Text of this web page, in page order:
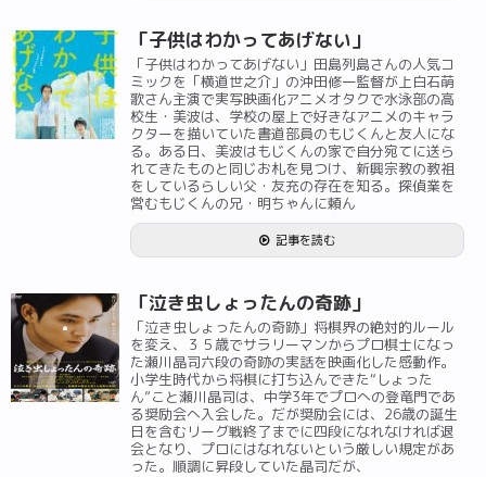
「子供はわかってあげない」
「子供はわかってあげない」田島列島さんの人気コ
ミックを「横道世之介」の沖田修一監督が上白石萌
歌さん主演で実写映画化アニメオタクで水泳部の高
校生・美波は、学校の屋上で好きなアニメのキャラ
クターを描いていた書道部員のもじくんと友人にな
る。ある日、美波はもじくんの家で自分宛てに送ら
れてきたものと同じお札を見つけ、新興宗教の教祖
をしているらしい父・友充の存在を知る。探偵業を
営むもじくんの兄・明ちゃんに頼ん
記事を読む
「泣き虫しょったんの奇跡」
「泣き虫しょったんの奇跡」将棋界の絶対的ルール
を変え、３５歳でサラリーマンからプロ棋士になっ
た瀬川晶司六段の奇跡の実話を映画化した感動作。
小学生時代から将棋に打ち込んできた“しょった
ん”こと瀬川晶司は、中学3年でプロへの登竜門であ
る奨励会へ入会した。だが奨励会には、26歳の誕生
日を含むリーグ戦終了までに四段になれなければ退
会となり、プロにはなれないという厳しい規定があ
った。順調に昇段していた晶司だが、